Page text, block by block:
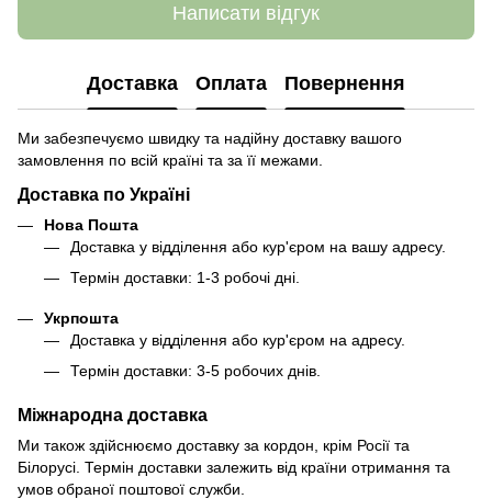
Написати відгук
Доставка Оплата Повернення
Ми забезпечуємо швидку та надійну доставку вашого
замовлення по всій країні та за її межами.
Доставка по Україні
Нова Пошта
Доставка у відділення або кур'єром на вашу адресу.
Термін доставки: 1-3 робочі дні.
Укрпошта
Доставка у відділення або кур'єром на адресу.
Термін доставки: 3-5 робочих днів.
Міжнародна доставка
Ми також здійснюємо доставку за кордон, крім Росії та
Білорусі. Термін доставки залежить від країни отримання та
умов обраної поштової служби.